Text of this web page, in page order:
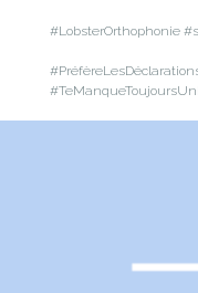
#LobsterOrthophonie